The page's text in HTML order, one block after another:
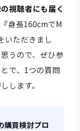
視聴者にも届く
身長160cmでM
いただきまし
うので、ぜひ参
で、1つの質問
します。
購買検討プロ